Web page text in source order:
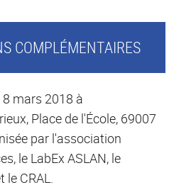
COMPLÉMENTAIRES
8 mars 2018 à
Place de l'École, 69007
par l'association
le LabEx ASLAN, le
le CRAL.